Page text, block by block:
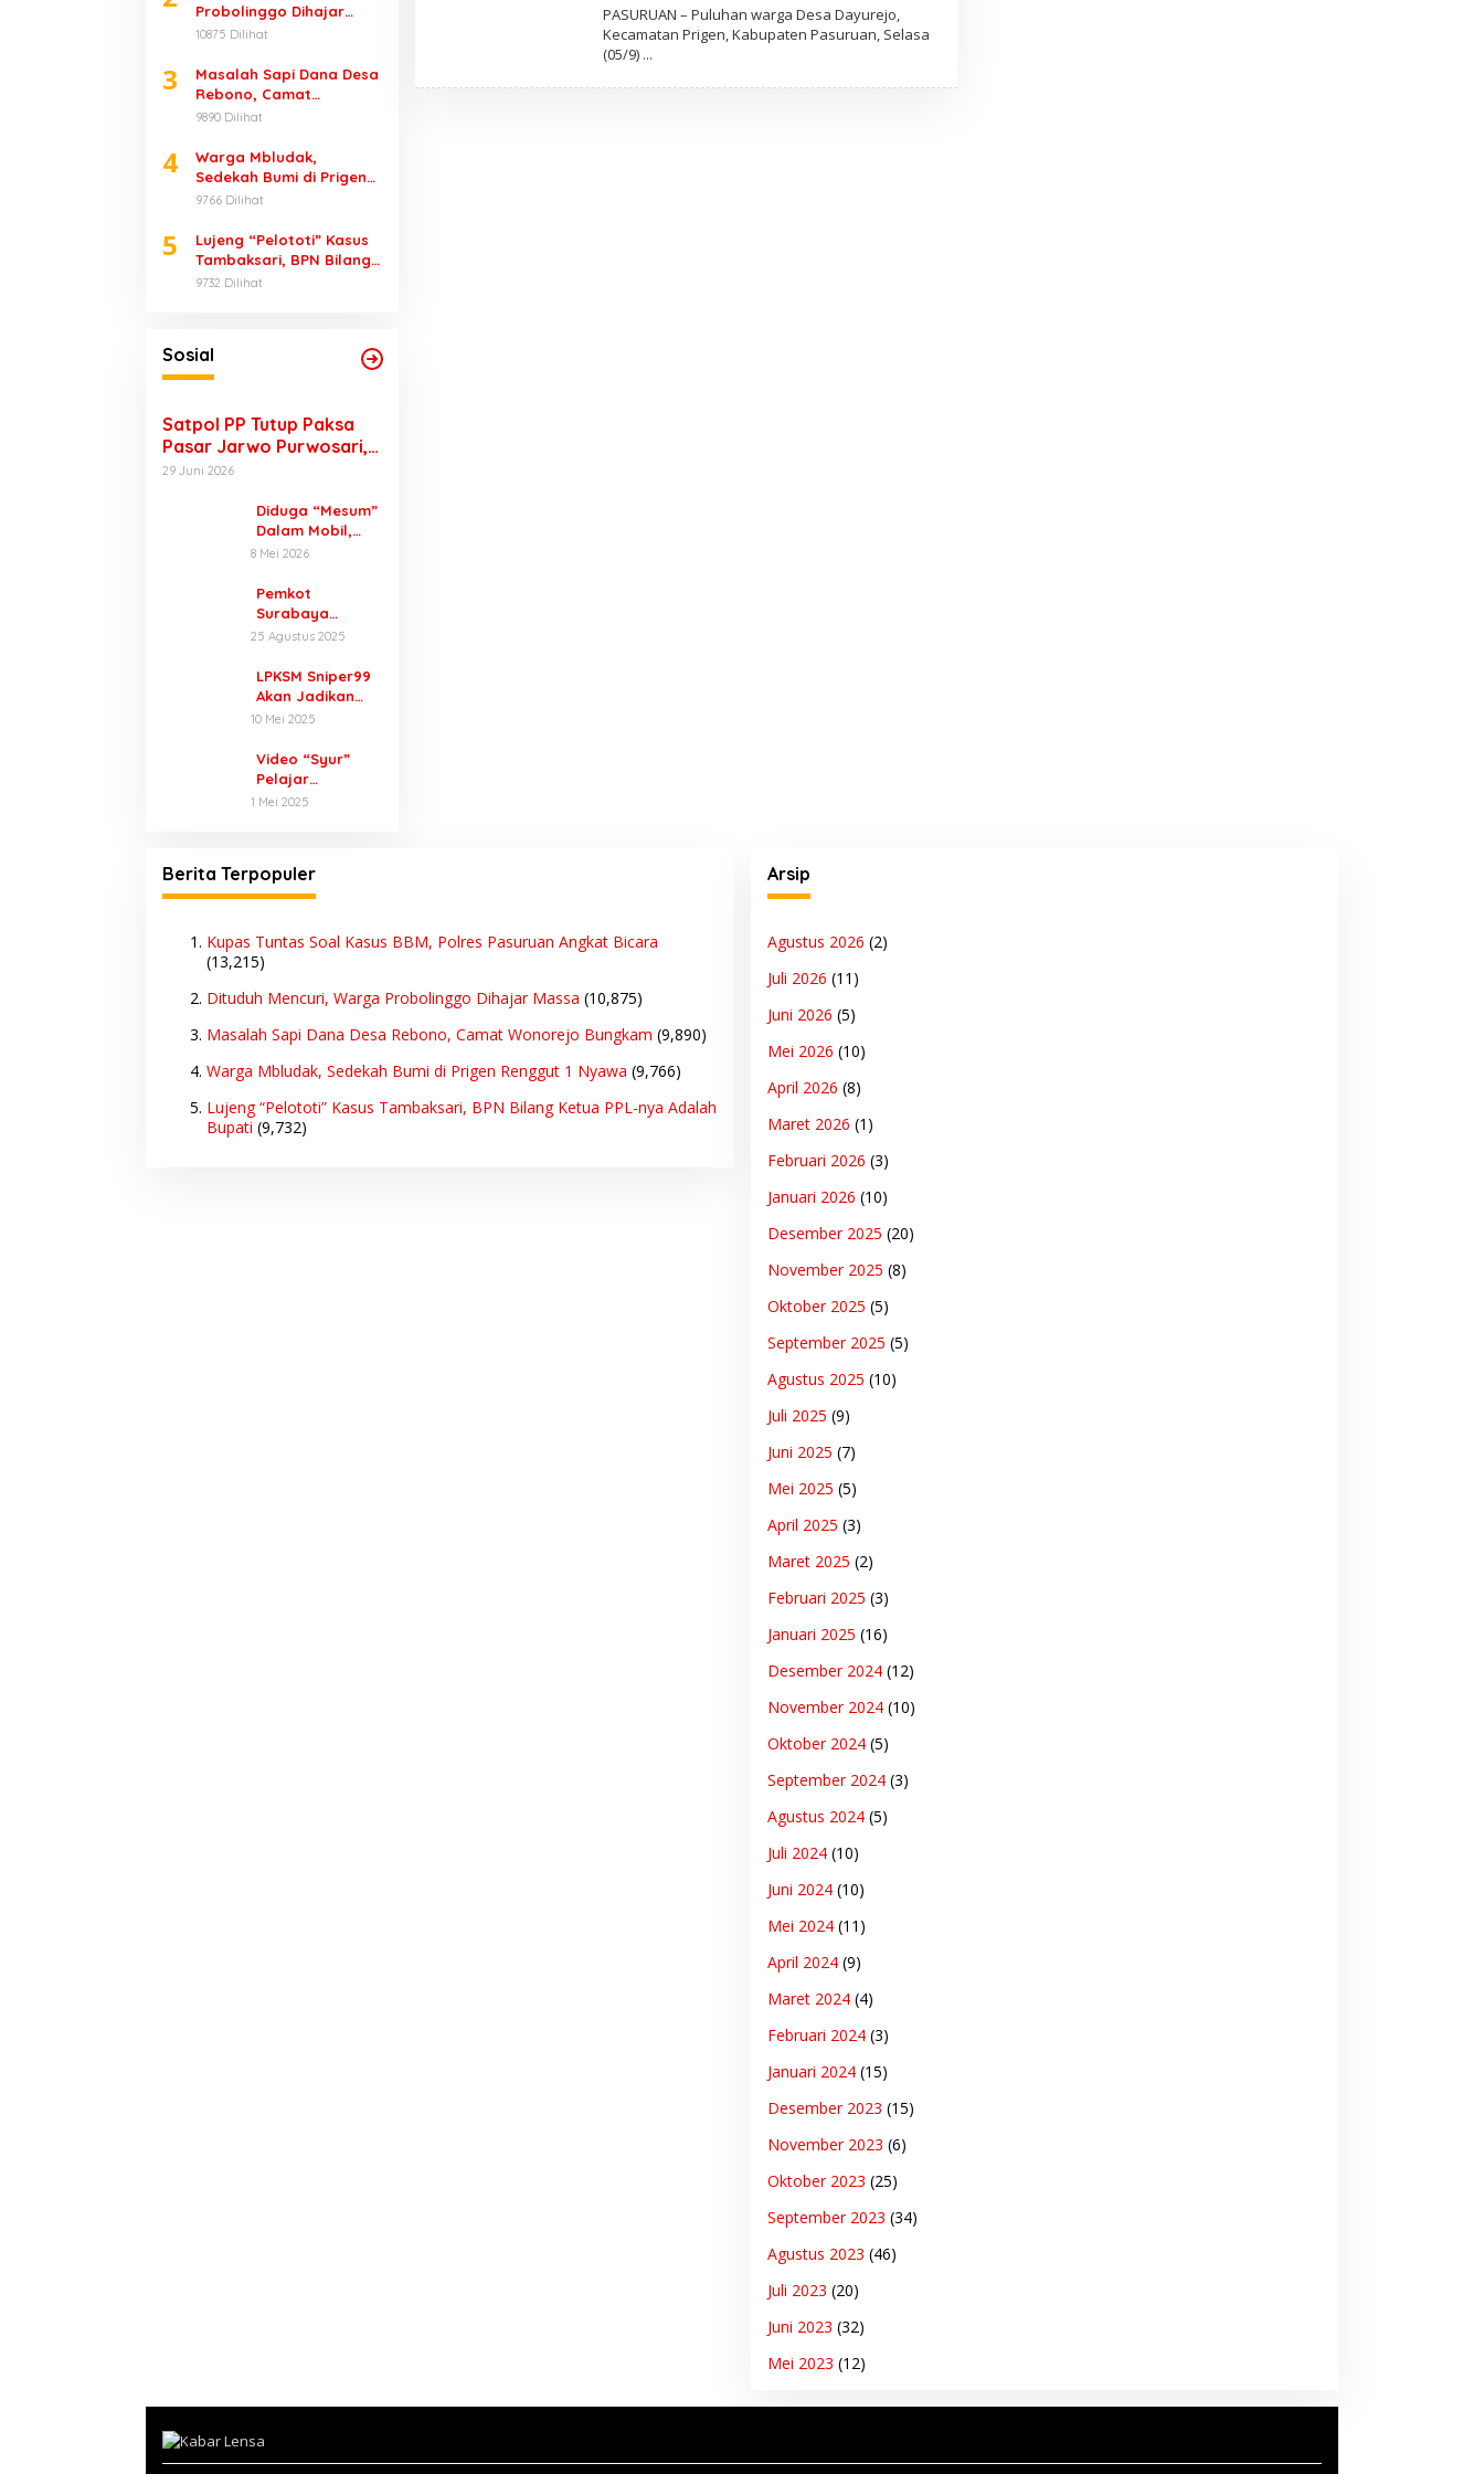
Probolinggo Dihajar
Massa
10875 Dilihat
3
Masalah Sapi Dana Desa
Rebono, Camat
Wonorejo Bungkam
9890 Dilihat
4
Warga Mbludak,
Sedekah Bumi di Prigen
Renggut 1 Nyawa
9766 Dilihat
5
Lujeng “Pelototi” Kasus
Tambaksari, BPN Bilang
Ketua PPL-nya Adalah
9732 Dilihat
Sosial
Satpol PP Tutup Paksa
Pasar Jarwo Purwosari,
Pedagang Menjerit
29 Juni 2026
Diduga “Mesum”
Dalam Mobil,
Pria Berseragam
Satpol PP di
Perkantoran
Raci
8 Mei 2026
Pemkot
Surabaya
Hidupkan
Prigen Lewat
Inovasi Digital
25 Agustus 2025
LPKSM Sniper99
Akan Jadikan
Wartawan dan
Sebagai Mitra,
Masalah
Perlindungan
10 Mei 2025
Video “Syur”
Pelajar
Purwodadi
Sekali Lihat
1 Mei 2025
E
H
M
PASURUAN – Puluhan warga Desa Dayurejo,
Kecamatan Prigen, Kabupaten Pasuruan, Selasa
(05/9)
Berita Terpopuler
Kupas Tuntas Soal Kasus BBM, Polres Pasuruan Angkat Bicara
(13,215)
Dituduh Mencuri, Warga Probolinggo Dihajar Massa (10,875)
Masalah Sapi Dana Desa Rebono, Camat Wonorejo Bungkam (9,890)
Warga Mbludak, Sedekah Bumi di Prigen Renggut 1 Nyawa (9,766)
Lujeng “Pelototi” Kasus Tambaksari, BPN Bilang Ketua PPL-nya Adalah
Bupati (9,732)
Arsip
Agustus 2026 (2)
Juli 2026 (11)
Juni 2026 (5)
Mei 2026 (10)
April 2026 (8)
Maret 2026 (1)
Februari 2026 (3)
Januari 2026 (10)
Desember 2025 (20)
November 2025 (8)
Oktober 2025 (5)
September 2025 (5)
Agustus 2025 (10)
Juli 2025 (9)
Juni 2025 (7)
Mei 2025 (5)
April 2025 (3)
Maret 2025 (2)
Februari 2025 (3)
Januari 2025 (16)
Desember 2024(12)
November 2024(10)
Oktober 2024(5)
September 2024(3)
Agustus 2024(5)
Juli 2024(10)
Juni 2024(10)
Mei 2024(11)
April 2024(9)
Maret 2024(4)
Februari 2024(3)
Januari 2024(15)
Desember 2023 (15)
November 2023 (6)
Oktober 2023 (25)
September 2023 (34)
Agustus 2023 (46)
Juli 2023 (20)
Juni 2023 (32)
Mei 2023 (12)